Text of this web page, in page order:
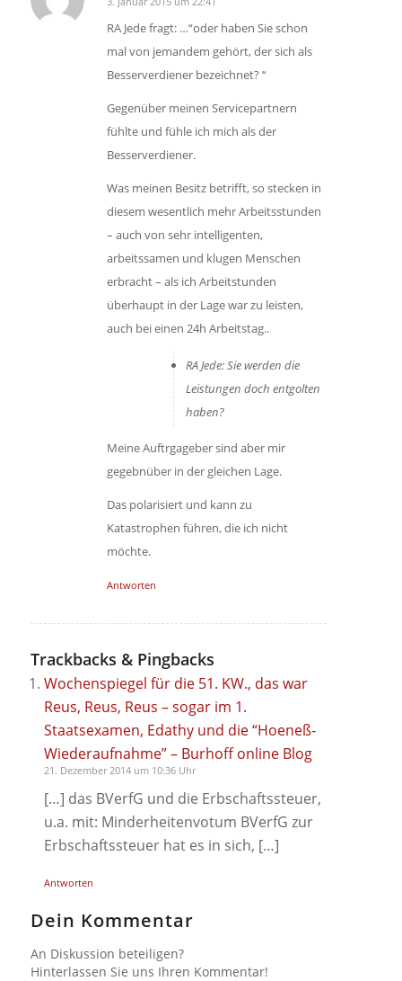
sagte:
RA Jede fragt: …“oder haben Sie schon
mal von jemandem gehört, der sich als
Besserverdiener bezeichnet? “
Gegenüber meinen Servicepartnern
fühlte und fühle ich mich als der
Besserverdiener.
Was meinen Besitz betrifft, so stecken in
diesem wesentlich mehr Arbeitsstunden
– auch von sehr intelligenten,
arbeitssamen und klugen Menschen
erbracht – als ich Arbeitstunden
überhaupt in der Lage war zu leisten,
auch bei einen 24h Arbeitstag..
RA Jede: Sie werden die
Leistungen doch entgolten
haben?
Meine Auftrgageber sind aber mir
gegebnüber in der gleichen Lage.
Das polarisiert und kann zu
Katastrophen führen, die ich nicht
möchte.
Antworten
Trackbacks & Pingbacks
Wochenspiegel für die 51. KW., das war
Reus, Reus, Reus – sogar im 1.
Staatsexamen, Edathy und die “Hoeneß-
Wiederaufnahme” – Burhoff online Blog
21. Dezember 2014 um 10:36 Uhr
[…] das BVerfG und die Erbschaftssteuer,
u.a. mit: Minderheitenvotum BVerfG zur
Erbschaftssteuer hat es in sich, […]
Antworten
Dein Kommentar
An Diskussion beteiligen?
Hinterlassen Sie uns Ihren Kommentar!